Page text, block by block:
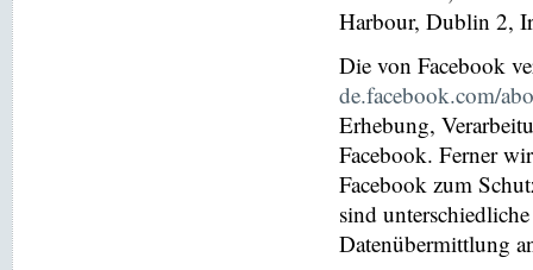
Harbour, Dublin 2,
Die von Facebook
de.facebook.com/
Erhebung,
Facebook. Ferner
Facebook zum
sind
Datenübermittlung